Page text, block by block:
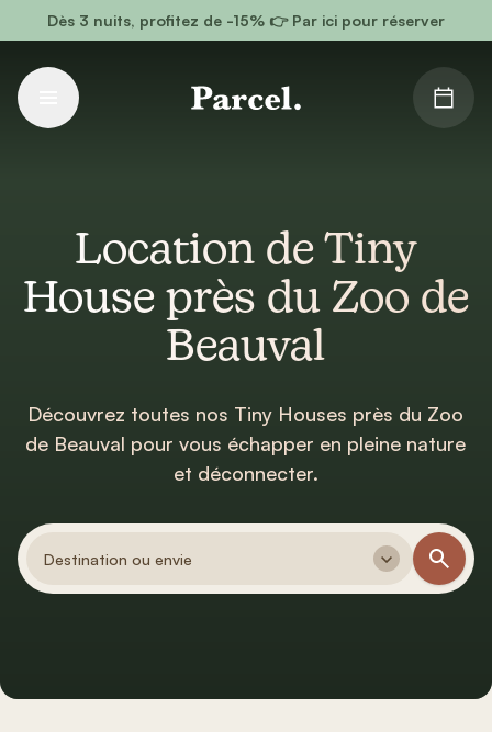
Aller au contenu principal
Dès 3 nuits, profitez de -15% 👉 Par ici pour réserver
Location de Tiny
House près du Zoo de
Beauval
Découvrez toutes nos Tiny Houses près du Zoo
de Beauval pour vous échapper en pleine nature
et déconnecter.
Destination ou envie